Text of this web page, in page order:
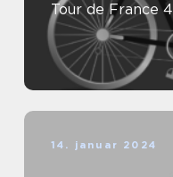
Tour de France 4
14. januar 2024